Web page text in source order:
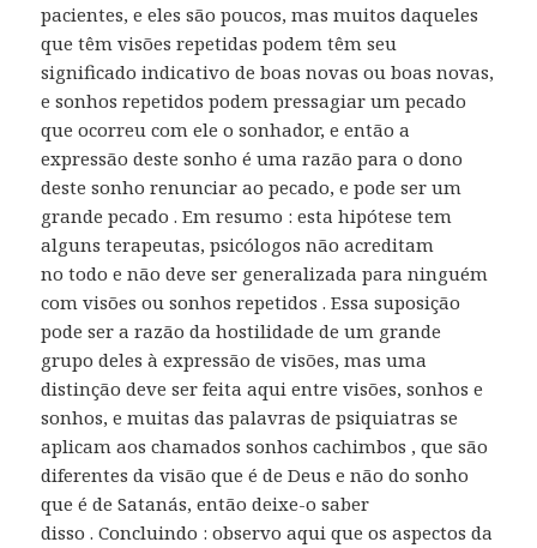
pacientes, e eles são poucos, mas muitos daqueles
que têm visões repetidas podem têm seu
significado indicativo de boas novas ou boas novas,
e sonhos repetidos podem pressagiar um pecado
que ocorreu com ele o sonhador, e então a
expressão deste sonho é uma razão para o dono
deste sonho renunciar ao pecado, e pode ser um
grande pecado . Em resumo : esta hipótese tem
alguns terapeutas, psicólogos não acreditam
no todo e não deve ser generalizada para ninguém
com visões ou sonhos repetidos . Essa suposição
pode ser a razão da hostilidade de um grande
grupo deles à expressão de visões, mas uma
distinção deve ser feita aqui entre visões, sonhos e
sonhos, e muitas das palavras de psiquiatras se
aplicam aos chamados sonhos cachimbos , que são
diferentes da visão que é de Deus e não do sonho
que é de Satanás, então deixe-o saber
disso . Concluindo : observo aqui que os aspectos da